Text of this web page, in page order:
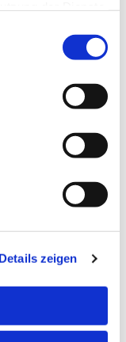
Details zeigen